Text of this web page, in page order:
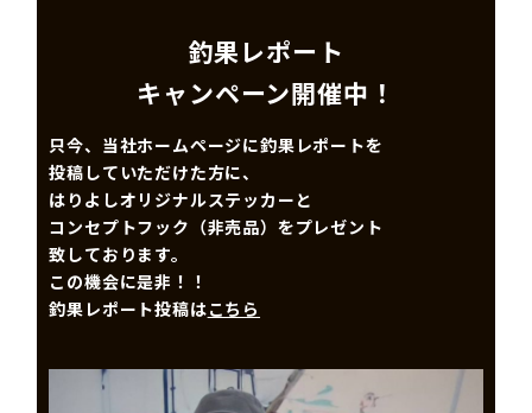
釣果レポート
キャンペーン開催中！
只今、当社ホームページに釣果レポートを
投稿していただけた方に、
はりよしオリジナルステッカーと
コンセプトフック（非売品）をプレゼント
致しております。
この機会に是非！！
釣果レポート投稿はこちら